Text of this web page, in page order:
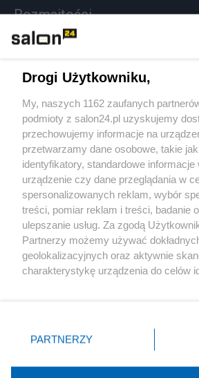
Rozmaitości
Sport
Społeczeństwo
Kultura
X Facebook
Drogi Użytkowniku,
My, naszych 1162 zaufanych
podmioty z salon24.pl uzyskujemy
przechowujemy informacje na
przetwarzamy dane osobowe, takie
identyfikatory, standardowe informacje
urządzenie czy dane przeglądania w
spersonalizowanych reklam, wybór
treści, pomiar reklam i treści, badanie
ulepszanie usług. Za zgodą
Partnerzy możemy używać
geolokalizacyjnych oraz aktywnie
charakterystykę urządzenia do celów
zmienić/wycofać klikając przycisk
znajdujący się w lewym dolnym rogu
rodzaje przetwarzania danych nie
PARTNERZY